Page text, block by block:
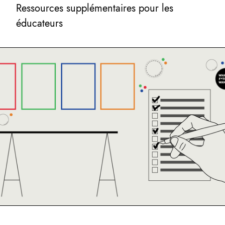
Ressources supplémentaires pour les
éducateurs